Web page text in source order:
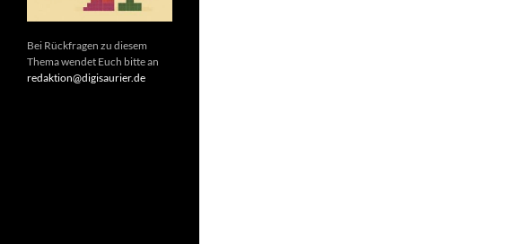
Bei Rückfragen zu diesem
Thema wendet Euch bitte an
redaktion@digisaurier.de